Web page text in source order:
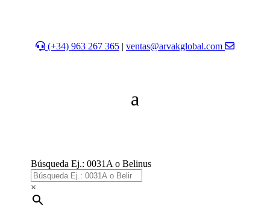
(+34) 963 267 365 | ventas@arvakglobal.com
Búsqueda Ej.: 0031A o Belinus
×